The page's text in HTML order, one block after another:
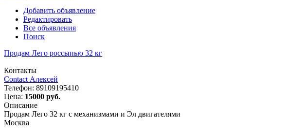
Добавить объявление
Редактировать
Все объявления
Поиск
Продам Лего россыпью 32 кг
Контакты
Contact Алексей
Телефон: 89109195410
Цена: 15000 руб.
Описание
Продам Лего 32 кг с механизмами и Эл двигателями
Москва